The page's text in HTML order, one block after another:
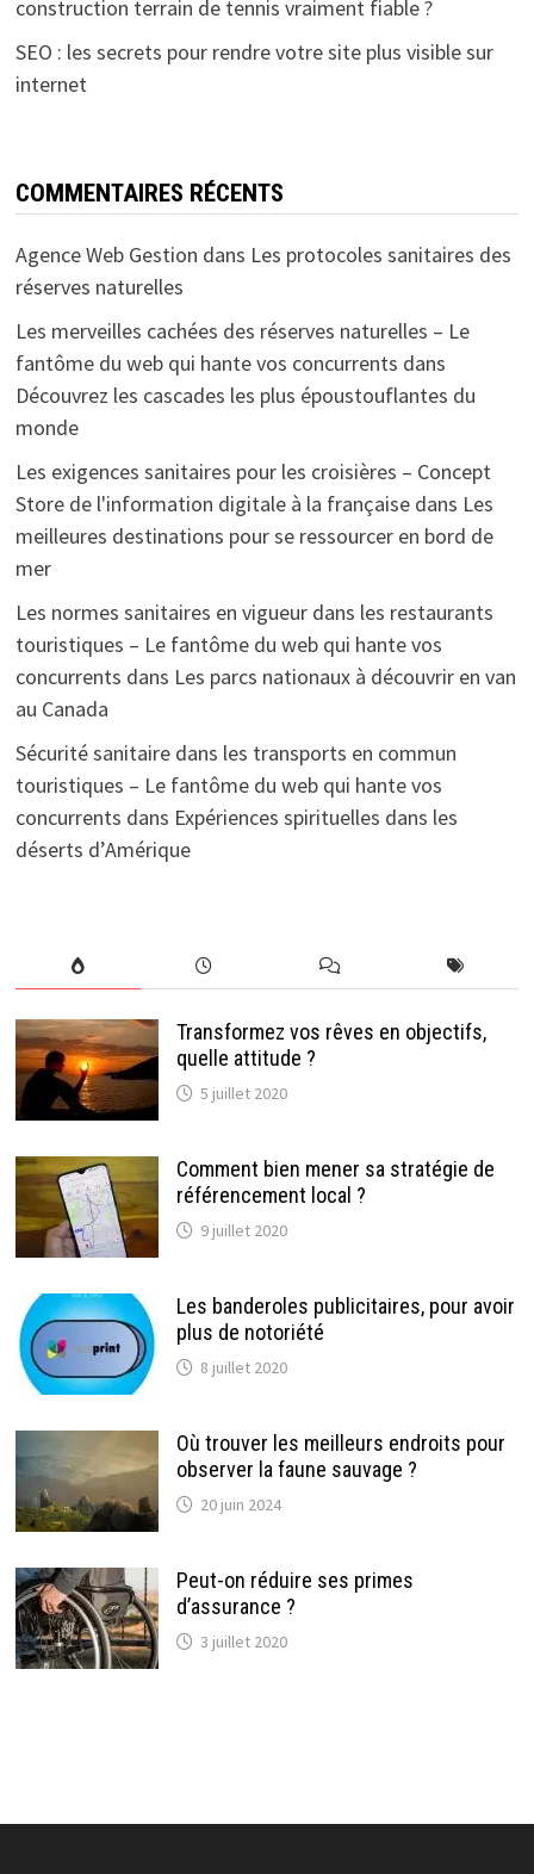
construction terrain de tennis vraiment fiable ?
SEO : les secrets pour rendre votre site plus visible sur
internet
COMMENTAIRES RÉCENTS
Agence Web Gestion dans Les protocoles sanitaires des
réserves naturelles
Les merveilles cachées des réserves naturelles – Le
fantôme du web qui hante vos concurrents dans
Découvrez les cascades les plus époustouflantes du
monde
Les exigences sanitaires pour les croisières – Concept
Store de l'information digitale à la françaisedans Les
meilleures destinations pour se ressourcer en bord de
mer
Les normes sanitaires en vigueur dans les restaurants
touristiques – Le fantôme du web qui hante vos
concurrents dans Les parcs nationaux à découvrir en van
au Canada
Sécurité sanitaire dans les transports en commun
touristiques – Le fantôme du web qui hante vos
concurrents dans Expériences spirituelles dans les
déserts d’Amérique
Transformez vos rêves en objectifs,
quelle attitude ?
5 juillet 2020
Comment bien mener sa stratégie de
référencement local ?
9 juillet 2020
Les banderoles publicitaires, pour avoir
plus de notoriété
8 juillet 2020
Où trouver les meilleurs endroits pour
observer la faune sauvage ?
20 juin 2024
Peut-on réduire ses primes
d’assurance ?
3 juillet 2020